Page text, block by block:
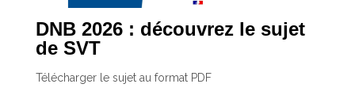
DNB 2026 : découvrez le sujet
de SVT
Télécharger le sujet au format PDF